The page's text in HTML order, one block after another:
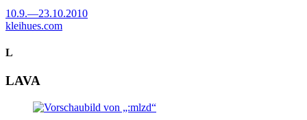
10.9.—23.10.2010
kleihues.com
L
LAVA